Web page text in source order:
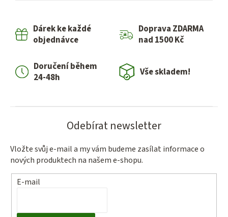
Dárek ke každé
objednávce
Doprava ZDARMA
nad 1500 Kč
Doručení během
24-48h
Vše skladem!
Odebírat newsletter
Vložte svůj e-mail a my vám budeme zasílat informace o
nových produktech na našem e-shopu.
E-mail